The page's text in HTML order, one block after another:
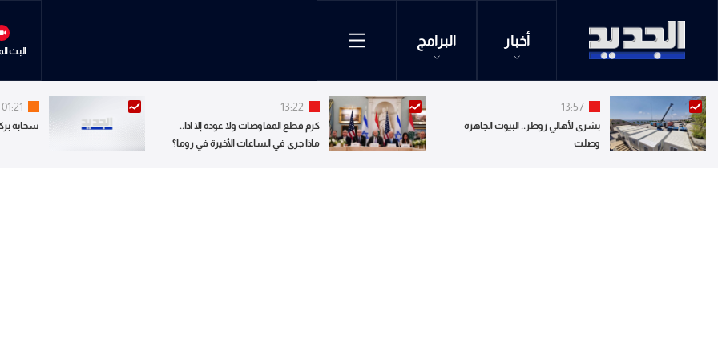
أخبار البرامج
البث
13:57
بشرى لأهالي زوطر.. البيوت الجاهزة
وصلت
13:22
كرم قطع المفاوضات ولا عودة إلا اذا..
ماذا جرى في الساعات الأخيرة في روما؟
01:21
سحابة